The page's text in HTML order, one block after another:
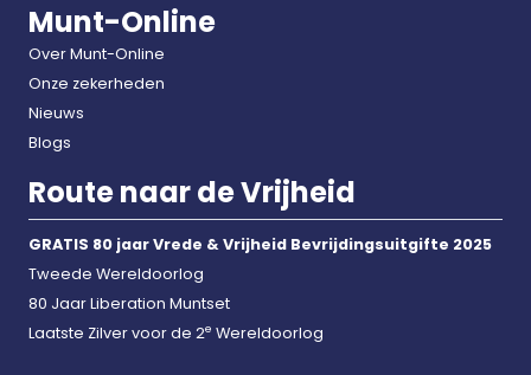
Munt-Online
Over Munt-Online
Onze zekerheden
Nieuws
Blogs
Route naar de Vrijheid
GRATIS 80 jaar Vrede & Vrijheid Bevrijdingsuitgifte 2025
Tweede Wereldoorlog
80 Jaar Liberation Muntset
Laatste Zilver voor de 2e Wereldoorlog